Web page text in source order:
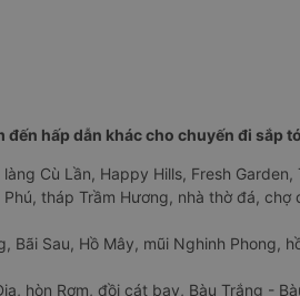
đến hấp dẫn khác cho chuyến đi sắp
Cù Lần, Happy Hills, Fresh
Phú, tháp Trầm Hương, nhà thờ đá,
Bãi Sau, Hồ Mây, mũi Nghinh Phong,
hòn Rơm, đồi cát bay, Bàu Trắng -